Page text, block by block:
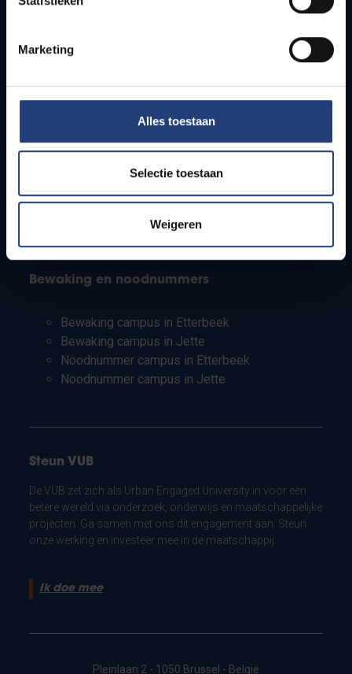
Marketing
Alles toestaan
Selectie toestaan
Weigeren
Studenten
PhD-studenten
Leerkrachten en secundaire scholen
Bewaking en noodnummers
Bewaking campus in Etterbeek
Bewaking campus in Jette
Noodnummer campus in Etterbeek
Noodnummer campus in Jette
Steun VUB
De VUB zet zich als Urban Engaged University in voor een
betere wereld via onderzoek, onderwijs en maatschappelijke
projecten. Ga samen met ons dit engagement aan. Steun
onze werking en investeer mee in de maatschappij.
Ik doe mee
Pleinlaan 2 - 1050 Brussel - België